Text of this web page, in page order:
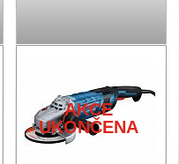
AKCE
UKONČENA